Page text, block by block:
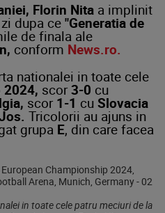
Florin Nita a implinit
dupa ce "Generatia de
de finala ale
conform News.ro.
nationalei in toate cele
2024, scor 3-0 cu
scor 1-1 cu Slovacia
Tricolorii au ajuns in
grupa E, din care facea
in toate cele patru meciuri de la